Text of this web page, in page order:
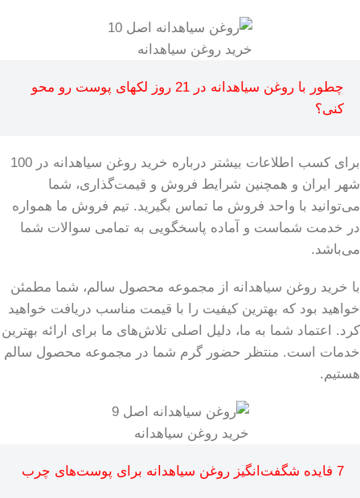
خرید روغن سیاهدانه
چطور با روغن سیاهدانه در 21 روز لکهای پوست رو محو
کنی؟
برای کسب اطلاعات بیشتر درباره خرید روغن سیاهدانه در 100
شهر ایران و همچنین شرایط فروش و قیمت‌گذاری، شما
می‌توانید با واحد فروش ما تماس بگیرید. تیم فروش ما همواره
در خدمت شماست و آماده پاسخگویی به تمامی سوالات شما
می‌باشد.
با خرید روغن سیاهدانه از مجموعه محصول سالم، شما مطمئن
خواهید بود که بهترین کیفیت را با قیمت مناسب دریافت خواهید
کرد. اعتماد شما به ما، دلیل اصلی تلاش‌های ما برای ارائه بهترین
خدمات است. منتظر حضور گرم شما در مجموعه محصول سالم
هستیم.
خرید روغن سیاهدانه
7 فایده شگفت‌انگیز روغن سیاهدانه برای پوست‌های چرب